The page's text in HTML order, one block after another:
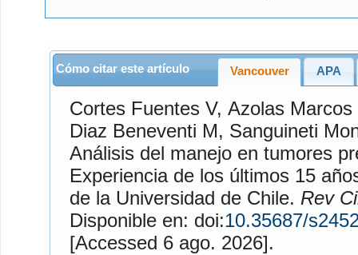
Cómo citar este artículo Vancouver APA
Cortes FuentesV, Azolas Marcos
Diaz Beneventi M, Sanguineti
Análisis del manejo en tumores
Experiencia de los últimos 15 años en
de la Universidad de Chile. Rev
Disponible en: doi:10.35687/
[Accessed 6 ago. 2026].